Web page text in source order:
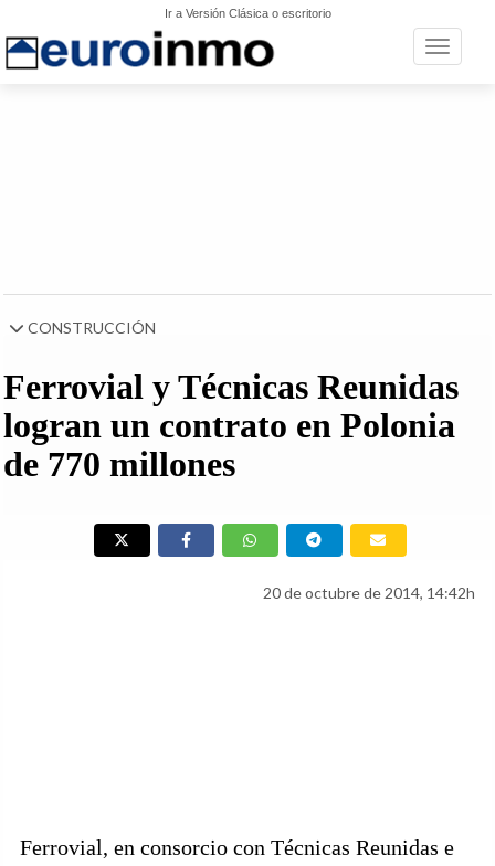
Ir a Versión Clásica o escritorio
Toggle
CONSTRUCCIÓN
Ferrovial y Técnicas Reunidas
logran un contrato en Polonia
de 770 millones
20 de octubre de 2014, 14:42h
Ferrovial, en consorcio con Técnicas Reunidas e